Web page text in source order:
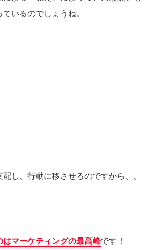
いるのでしょうね。
配し、行動に移させるのですから、、
はマーケティングの最高峰です！